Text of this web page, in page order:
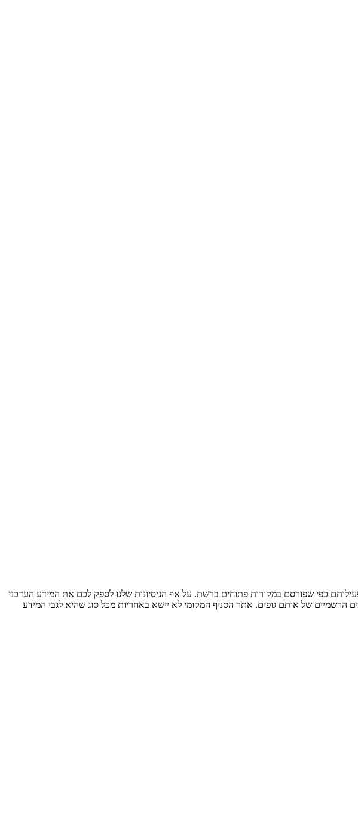
כפי שפורסם במקורות פתוחים ברשת. על אף הניסיונות שלנו לספק לכם את המידע העדכני
הרשמיים של אותם גופים. אתר הסניף המקומי לא יישא באחריות מכל סוג שהיא לגבי המידע